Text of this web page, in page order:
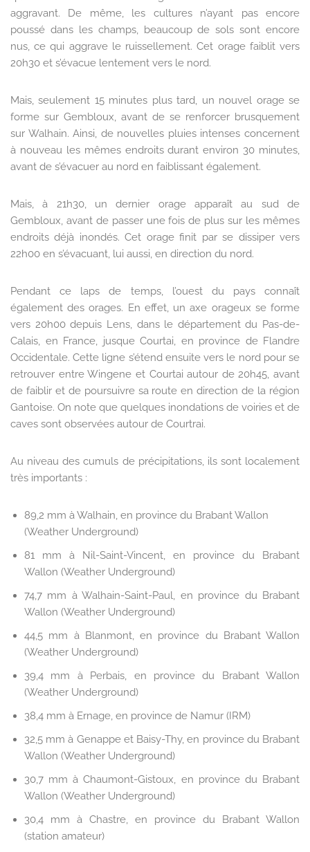
aggravant. De même, les cultures n’ayant pas encore
poussé dans les champs, beaucoup de sols sont encore
nus, ce qui aggrave le ruissellement. Cet orage faiblit vers
20h30 et s’évacue lentement vers le nord.
Mais, seulement 15 minutes plus tard, un nouvel orage se
forme sur Gembloux, avant de se renforcer brusquement
sur Walhain. Ainsi, de nouvelles pluies intenses concernent
à nouveau les mêmes endroits durant environ 30 minutes,
avant de s’évacuer au nord en faiblissant également.
Mais, à 21h30, un dernier orage apparaît au sud de
Gembloux, avant de passer une fois de plus sur les mêmes
endroits déjà inondés. Cet orage finit par se dissiper vers
22h00 en s’évacuant, lui aussi, en direction du nord.
Pendant ce laps de temps, l’ouest du pays connaît
également des orages. En effet, un axe orageux se forme
vers 20h00 depuis Lens, dans le département du Pas-de-
Calais, en France, jusque Courtai, en province de Flandre
Occidentale. Cette ligne s’étend ensuite vers le nord pour se
retrouver entre Wingene et Courtai autour de 20h45, avant
de faiblir et de poursuivre sa route en direction de la région
Gantoise. On note que quelques inondations de voiries et de
caves sont observées autour de Courtrai.
Au niveau des cumuls de précipitations, ils sont localement
très importants :
89,2 mm à Walhain, en province du Brabant Wallon
(Weather Underground)
81 mm à Nil-Saint-Vincent, en province du Brabant
Wallon (Weather Underground)
74,7 mm à Walhain-Saint-Paul, en province du Brabant
Wallon (Weather Underground)
44,5 mm à Blanmont, en province du Brabant Wallon
(Weather Underground)
39,4 mm à Perbais, en province du Brabant Wallon
(Weather Underground)
38,4 mm à Ernage, en province de Namur (IRM)
32,5 mm à Genappe et Baisy-Thy, en province du Brabant
Wallon (Weather Underground)
30,7 mm à Chaumont-Gistoux, en province du Brabant
Wallon (Weather Underground)
30,4 mm à Chastre, en province du Brabant Wallon
(station amateur)